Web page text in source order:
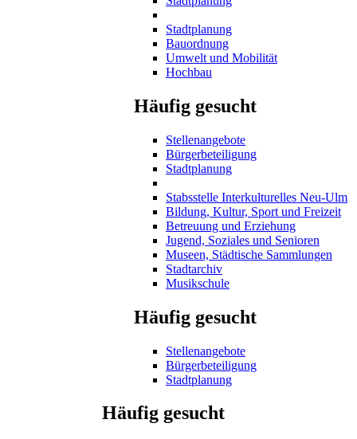
Stadtplanung
Bauordnung
Umwelt und Mobilität
Hochbau
Häufig gesucht
Stellenangebote
Bürgerbeteiligung
Stadtplanung
Stabsstelle Interkulturelles Neu-Ulm
Bildung, Kultur, Sport und Freizeit
Betreuung und Erziehung
Jugend, Soziales und Senioren
Museen, Städtische Sammlungen
Stadtarchiv
Musikschule
Häufig gesucht
Stellenangebote
Bürgerbeteiligung
Stadtplanung
Häufig gesucht